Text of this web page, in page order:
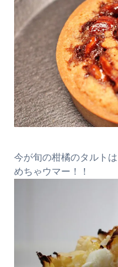
今が旬の柑橘のタルト
めちゃウマー！！